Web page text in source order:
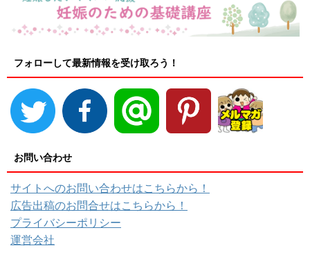
フォローして最新情報を受け取ろう！
お問い合わせ
サイトへのお問い合わせはこちらから！
広告出稿のお問合せはこちらから！
プライバシーポリシー
運営会社